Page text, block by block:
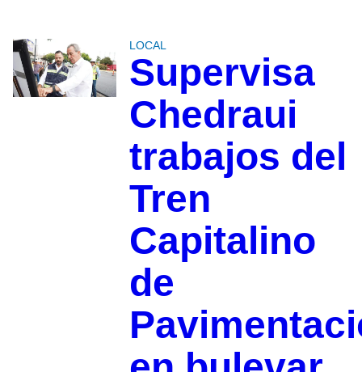
LOCAL
Supervisa
Chedraui
trabajos del
Tren
Capitalino
de